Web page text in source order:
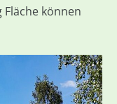
Fläche können